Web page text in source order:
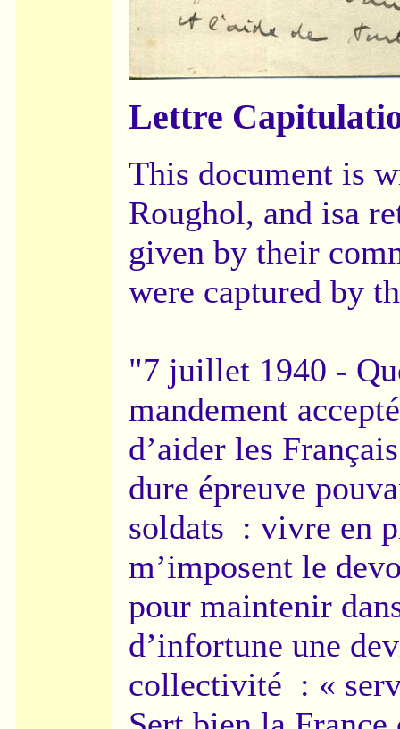
Lettre
This document is
Roughol, and isa
given by their
were captured by
"7 juillet 1940 -
mandement
d’aider les
dure épreuve
soldats : vivre en
m’imposent le
pour maintenir
d’infortune une
collectivité : «